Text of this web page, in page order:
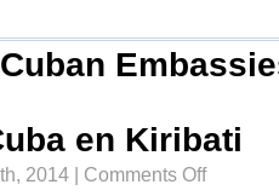
en Kiribati
2014 | Comments Offon